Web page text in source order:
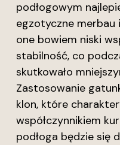
podłogowym
egzotyczne merbau
one bowiem niski
stabilność, co
skutkowało
Zastosowanie
klon, które
współczynnikiem
podłoga będzie się